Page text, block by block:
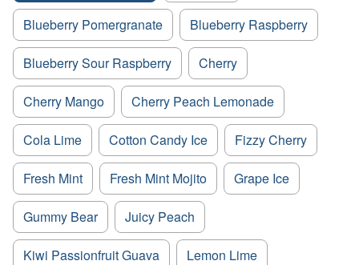
Blueberry Pomergranate Blueberry Raspberry
Blueberry Sour Raspberry Cherry
Cherry Mango Cherry Peach Lemonade
Cola Lime Cotton Candy Ice Fizzy Cherry
Fresh Mint Fresh Mint Mojito Grape Ice
Gummy Bear Juicy Peach
Kiwi Passionfruit Guava Lemon Lime